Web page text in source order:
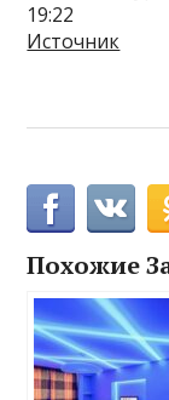
19:22
Источник
Похожие